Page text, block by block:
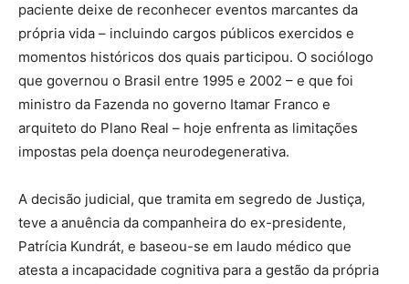
paciente deixe de reconhecer eventos marcantes da
própria vida – incluindo cargos públicos exercidos e
momentos históricos dos quais participou. O sociólogo
que governou o Brasil entre 1995 e 2002 – e que foi
ministro da Fazenda no governo Itamar Franco e
arquiteto do Plano Real – hoje enfrenta as limitações
impostas pela doença neurodegenerativa.
A decisão judicial, que tramita em segredo de Justiça,
teve a anuência da companheira do ex-presidente,
Patrícia Kundrát, e baseou-se em laudo médico que
atesta a incapacidade cognitiva para a gestão da própria